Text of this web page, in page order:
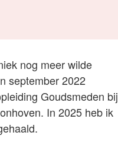
nog meer wilde
september 2022
Goudsmeden bij
In 2025 heb ik